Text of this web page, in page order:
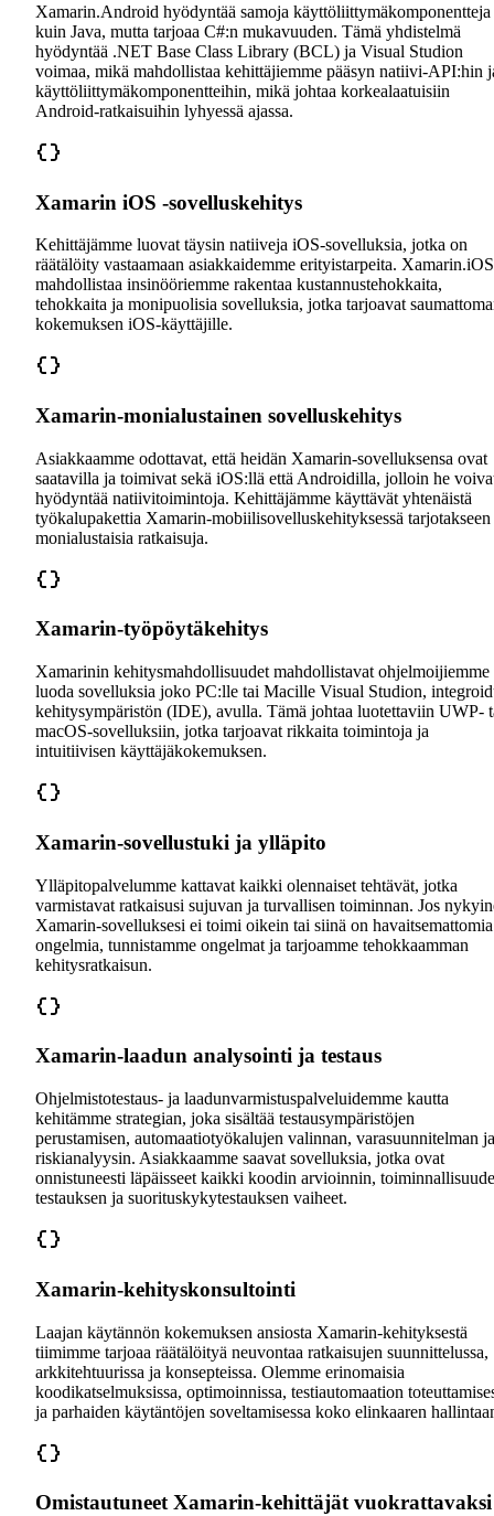
Xamarin.Android hyödyntää samoja käyttöliittymäkomponentteja
kuin Java, mutta tarjoaa C#:n mukavuuden. Tämä yhdistelmä
hyödyntää .NET Base Class Library (BCL) ja Visual Studion
voimaa, mikä mahdollistaa kehittäjiemme pääsyn natiivi-API:hin
käyttöliittymäkomponentteihin, mikä johtaa korkealaatuisiin
Android-ratkaisuihin lyhyessä ajassa.
Xamarin iOS -sovelluskehitys
Kehittäjämme luovat täysin natiiveja iOS-sovelluksia, jotka on
räätälöity vastaamaan asiakkaidemme erityistarpeita. Xamarin.iOS
mahdollistaa insinööriemme rakentaa kustannustehokkaita,
tehokkaita ja monipuolisia sovelluksia, jotka tarjoavat
kokemuksen iOS-käyttäjille.
Xamarin-monialustainen sovelluskehitys
Asiakkaamme odottavat, että heidän Xamarin-sovelluksensa ovat
saatavilla ja toimivat sekä iOS:llä että Androidilla, jolloin he
hyödyntää natiivitoimintoja. Kehittäjämme käyttävät yhtenäistä
työkalupakettia Xamarin-mobiilisovelluskehityksessä tarjotakseen
monialustaisia ratkaisuja.
Xamarin-työpöytäkehitys
Xamarinin kehitysmahdollisuudet mahdollistavat ohjelmoijiemme
luoda sovelluksia joko PC:lle tai Macille Visual Studion,
kehitysympäristön (IDE), avulla. Tämä johtaa luotettaviin UWP-
macOS-sovelluksiin, jotka tarjoavat rikkaita toimintoja ja
intuitiivisen käyttäjäkokemuksen.
Xamarin-sovellustuki ja ylläpito
Ylläpitopalvelumme kattavat kaikki olennaiset tehtävät, jotka
varmistavat ratkaisusi sujuvan ja turvallisen toiminnan. Jos
Xamarin-sovelluksesi ei toimi oikein tai siinä on havaitsemattomia
ongelmia, tunnistamme ongelmat ja tarjoamme tehokkaamman
kehitysratkaisun.
Xamarin-laadun analysointi ja testaus
Ohjelmistotestaus- ja laadunvarmistuspalveluidemme kautta
kehitämme strategian, joka sisältää testausympäristöjen
perustamisen, automaatiotyökalujen valinnan, varasuunnitelman ja
riskianalyysin. Asiakkaamme saavat sovelluksia, jotka ovat
onnistuneesti läpäisseet kaikki koodin arvioinnin,
testauksen ja suorituskykytestauksen vaiheet.
Xamarin-kehityskonsultointi
Laajan käytännön kokemuksen ansiosta Xamarin-kehityksestä
tiimimme tarjoaa räätälöityä neuvontaa ratkaisujen suunnittelussa,
arkkitehtuurissa ja konsepteissa. Olemme erinomaisia
koodikatselmuksissa, optimoinnissa, testiautomaation
ja parhaiden käytäntöjen soveltamisessa koko elinkaaren
Omistautuneet Xamarin-kehittäjät vuokrattavaksi